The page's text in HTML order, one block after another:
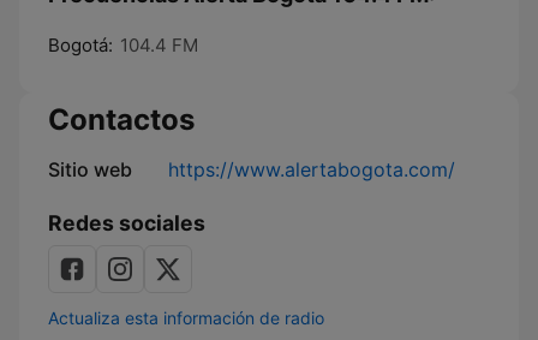
Bogotá: 104.4 FM
Contactos
Sitio web https://www.alertabogota.com/
Redes sociales
Actualiza esta información de radio